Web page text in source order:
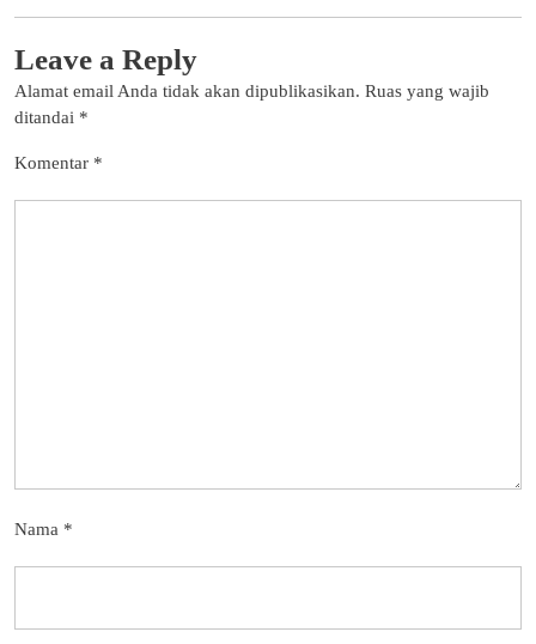
Leave a Reply
Alamat email Anda tidak akan dipublikasikan. Ruas yang wajib
ditandai *
Komentar *
Nama *